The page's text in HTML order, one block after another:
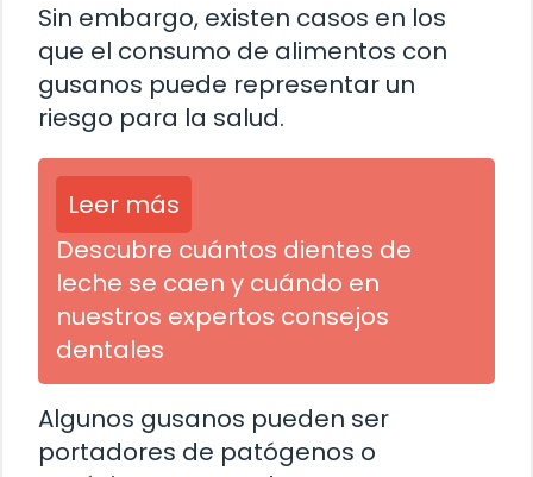
Sin embargo, existen casos en los
que el consumo de alimentos con
gusanos puede representar un
riesgo para la salud.
Leer más
Descubre cuántos dientes de
leche se caen y cuándo en
nuestros expertos consejos
dentales
Algunos gusanos pueden ser
portadores de patógenos o